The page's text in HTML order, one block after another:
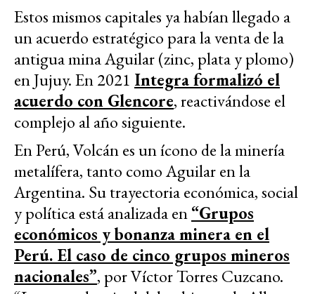
Estos mismos capitales ya habían llegado a
un acuerdo estratégico para la venta de la
antigua mina Aguilar (zinc, plata y plomo)
en Jujuy. En 2021 Integra formalizó el
acuerdo con Glencore, reactivándose el
complejo al año siguiente.
En Perú, Volcán es un ícono de la minería
metalífera, tanto como Aguilar en la
Argentina. Su trayectoria económica, social
y política está analizada en“Grupos
económicos y bonanza minera en el
Perú. El caso de cinco grupos mineros
nacionales”, por Víctor Torres Cuzcano.